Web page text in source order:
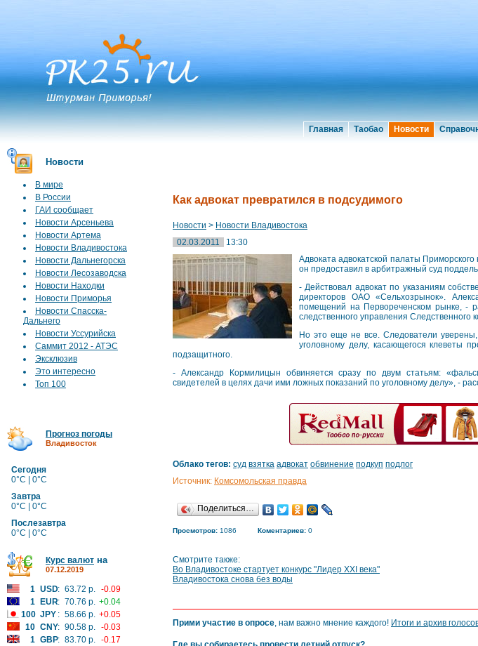
Главная Таобао Новости
Новости
В мире
В России
ГАИ сообщает
Новости Арсеньева
Новости Артема
Новости Владивостока
Новости Дальнегорска
Новости Лесозаводска
Новости Находки
Новости Приморья
Новости Спасска-
Дальнего
Новости Уссурийска
Саммит 2012 - АТЭС
Эксклюзив
Это интересно
Топ 100
Прогноз погоды
Владивосток
Сегодня
0°C | 0°C
Завтра
0°C | 0°C
Послезавтра
0°C | 0°C
Курс валют на
07.12.2019
1 USD: 63.72 р. -0.09
1
EUR: 70.76 р. +0.04
100 JPY : 58.66 р. +0.05
10 CNY: 90.58 р. -0.03
1 GBP: 83.70 р. -0.17
Как адвокат превратился в подсудимого
Новости > Новости Владивостока
02.03.2011
13:30
Адвоката адвокатской палаты
он предоставил в арбитражный суд
- Действовал адвокат по указаниям
директоров ОАО «Сельхозрынок».
помещений на Первореченском рынке, -
следственного управления
Но это еще не все. Следователи
уголовному делу, касающегося клеветы
подзащитного.
- Александр Кормилицын обвиняется сразу по двум статьям:
свидетелей в целях дачи ими ложных показаний по уголовному делу», -
Облако тегов: суд взятка адвокат обвинение подкуп подлог
Источник: Комсомольская правда
Поделиться…
Просмотров: 1086 Коментариев: 0
Смотрите также:
Во Владивостоке стартует конкурс "Лидер XXI века"
Владивостока снова без воды
Прими участие в опросе, нам важно мнение каждого! Итоги и архив